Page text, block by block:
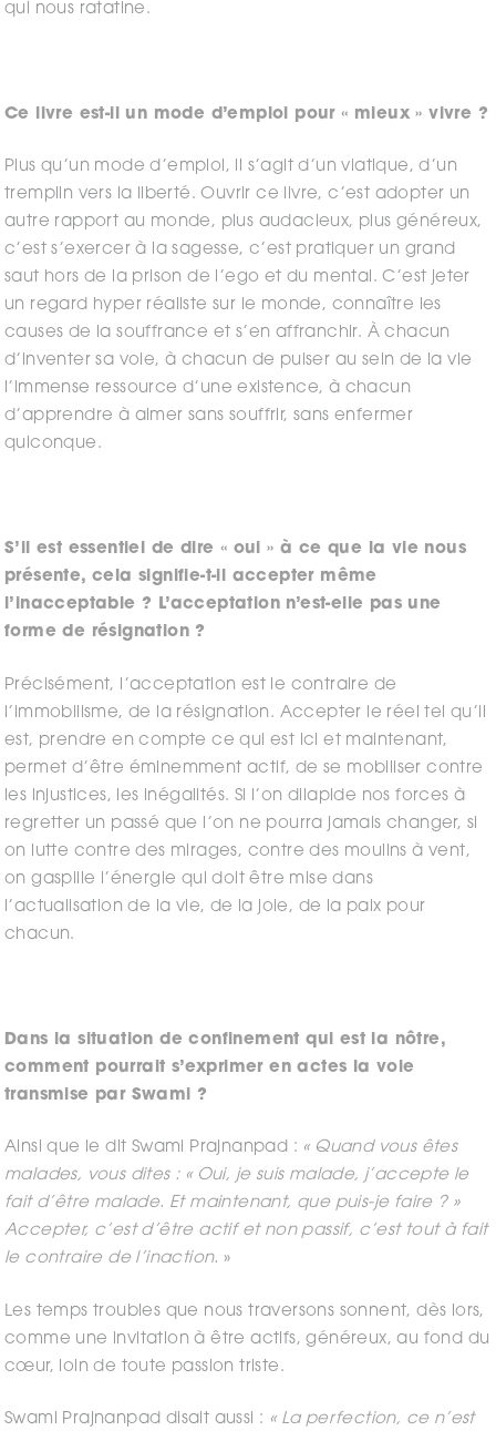
qui nous ratatine.
Ce livre est-il un mode d’emploi pour « mieux » vivre ?
Plus qu’un mode d’emploi, il s’agit d’un viatique, d’un
tremplin vers la liberté. Ouvrir ce livre, c’est adopter un
autre rapport au monde, plus audacieux, plus généreux,
c’est s’exercer à la sagesse, c’est pratiquer un grand
saut hors de la prison de l’ego et du mental. C’est jeter
un regard hyper réaliste sur le monde, connaître les
causes de la souffrance et s’en affranchir. À chacun
d’inventer sa voie, à chacun de puiser au sein de la vie
l’immense ressource d’une existence, à chacun
d’apprendre à aimer sans souffrir, sans enfermer
quiconque.
S’il est essentiel de dire « oui » à ce que la vie nous
présente, cela signifie-t-il accepter même
l’inacceptable ? L’acceptation n’est-elle pas une
forme de résignation ?
Précisément, l’acceptation est le contraire de
l’immobilisme, de la résignation. Accepter le réel tel qu’il
est, prendre en compte ce qui est ici et maintenant,
permet d’être éminemment actif, de se mobiliser contre
les injustices, les inégalités. Si l’on dilapide nos forces à
regretter un passé que l’on ne pourra jamais changer, si
on lutte contre des mirages, contre des moulins à vent,
on gaspille l’énergie qui doit être mise dans
l’actualisation de la vie, de la joie, de la paix pour
chacun.
Dans la situation de confinement qui est la nôtre,
comment pourrait s’exprimer en actes la voie
transmise par Swami ?
Ainsi que le dit Swami Prajnanpad : « Quand vous êtes
malades, vous dites : « Oui, je suis malade, j’accepte le
fait d’être malade. Et maintenant, que puis-je faire ? »
Accepter, c’est d’être actif et non passif, c’est tout à fait
le contraire de l’inaction. »
Les temps troubles que nous traversons sonnent, dès lors,
comme une invitation à être actifs, généreux, au fond du
cœur, loin de toute passion triste.
Swami Prajnanpad disait aussi : « La perfection, ce n’est